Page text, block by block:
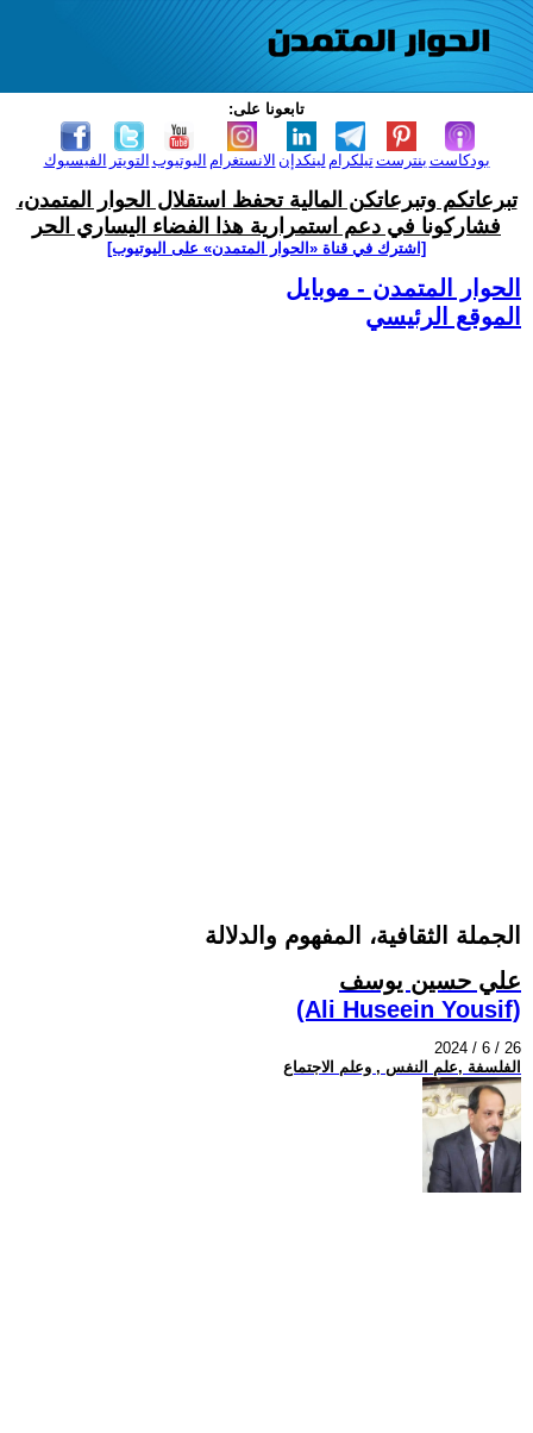
تابعونا على:
الفيسبوك التويتر اليوتيوب الانستغرام لينكدإن تيلكرامبنترست بودكاست
تبرعاتكم وتبرعاتكن المالية تحفظ استقلال الحوار المتمدن،
فشاركونا في دعم استمرارية هذا الفضاء اليساري الحر
[اشترك في قناة ‫«الحوار المتمدن» على اليوتيوب]
الحوار المتمدن - موبايل
الموقع الرئيسي
الجملة الثقافية، المفهوم والدلالة
علي حسين يوسف
(Ali Huseein Yousif)
2024 / 6 / 26
الفلسفة ,علم النفس , وعلم الاجتماع